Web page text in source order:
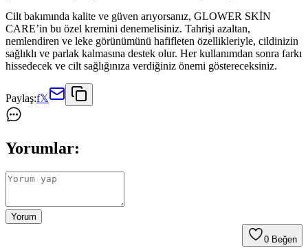
Cilt bakımında kalite ve güven arıyorsanız, GLOWER SKİN
CARE’in bu özel kremini denemelisiniz. Tahrişi azaltan,
nemlendiren ve leke görünümünü hafifleten özellikleriyle, cildinizin
sağlıklı ve parlak kalmasına destek olur. Her kullanımdan sonra farkı
hissedecek ve cilt sağlığınıza verdiğiniz önemi göstereceksiniz.
Paylaş:f𝕏
Yorumlar:
Yorum
0 Beğen